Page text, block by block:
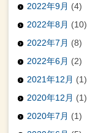
2022年9月 (4)
2022年8月 (10)
2022年7月 (8)
2022年6月 (2)
2021年12月 (1)
2020年12月 (1)
2020年7月 (1)